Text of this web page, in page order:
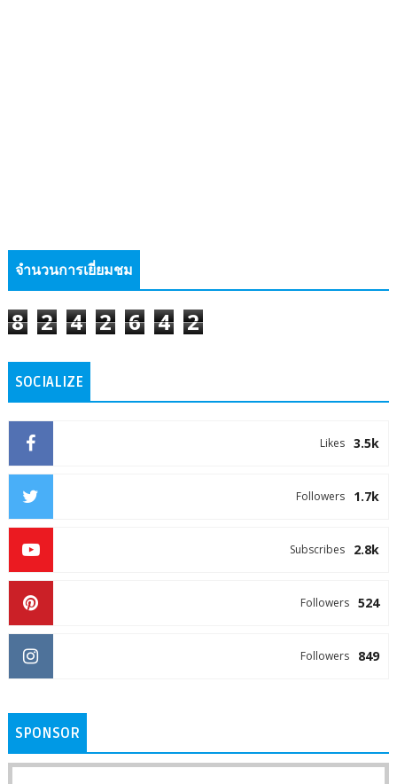
จำนวนการเยี่ยมชม
8 2 4 2 6 4 2
SOCIALIZE
3.5k
Likes
1.7k
Followers
2.8k
Subscribes
524
Followers
849
Followers
SPONSOR